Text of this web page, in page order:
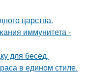
царства.
иммунитета -
для бесед.
в едином стиле.